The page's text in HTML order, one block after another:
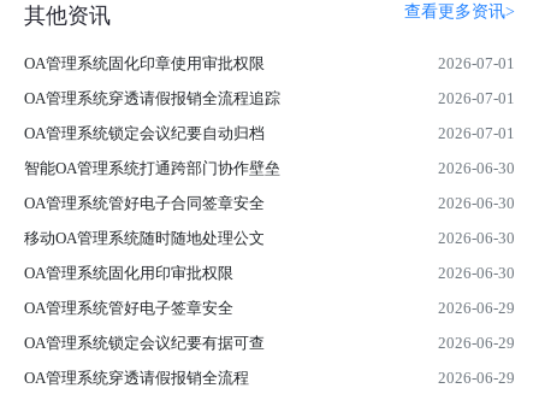
其他资讯 查看更多资讯>
OA管理系统固化印章使用审批权限
2026-07-01
OA管理系统穿透请假报销全流程追踪
2026-07-01
OA管理系统锁定会议纪要自动归档
2026-07-01
智能OA管理系统打通跨部门协作壁垒
2026-06-30
OA管理系统管好电子合同签章安全
2026-06-30
移动OA管理系统随时随地处理公文
2026-06-30
OA管理系统固化用印审批权限
2026-06-30
OA管理系统管好电子签章安全
2026-06-29
OA管理系统锁定会议纪要有据可查
2026-06-29
OA管理系统穿透请假报销全流程
2026-06-29